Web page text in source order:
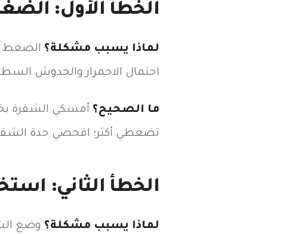
الخطأ الأول:
لماذا يسبب مشكلة؟ الضغط
احتمال الاحمرار والخدوش
ما الصحيح؟ أمسكي الشفرة
تضغطي أكثر؛ افحصي حدة
الخطأ الثاني:
لماذا يسبب مشكلة؟ وضع